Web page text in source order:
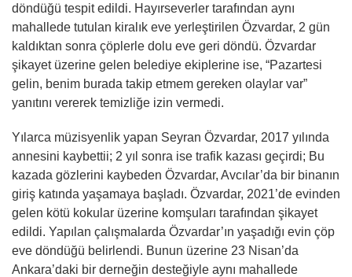
döndüğü tespit edildi. Hayırseverler tarafından aynı
mahallede tutulan kiralık eve yerleştirilen Özvardar, 2 gün
kaldıktan sonra çöplerle dolu eve geri döndü. Özvardar
şikayet üzerine gelen belediye ekiplerine ise, “Pazartesi
gelin, benim burada takip etmem gereken olaylar var”
yanıtını vererek temizliğe izin vermedi.
Yılarca müzisyenlik yapan Seyran Özvardar, 2017 yılında
annesini kaybettii; 2 yıl sonra ise trafik kazası geçirdi; Bu
kazada gözlerini kaybeden Özvardar, Avcılar’da bir binanın
giriş katında yaşamaya başladı. Özvardar, 2021’de evinden
gelen kötü kokular üzerine komşuları tarafından şikayet
edildi. Yapılan çalışmalarda Özvardar’ın yaşadığı evin çöp
eve döndüğü belirlendi. Bunun üzerine 23 Nisan’da
Ankara’daki bir derneğin desteğiyle aynı mahallede